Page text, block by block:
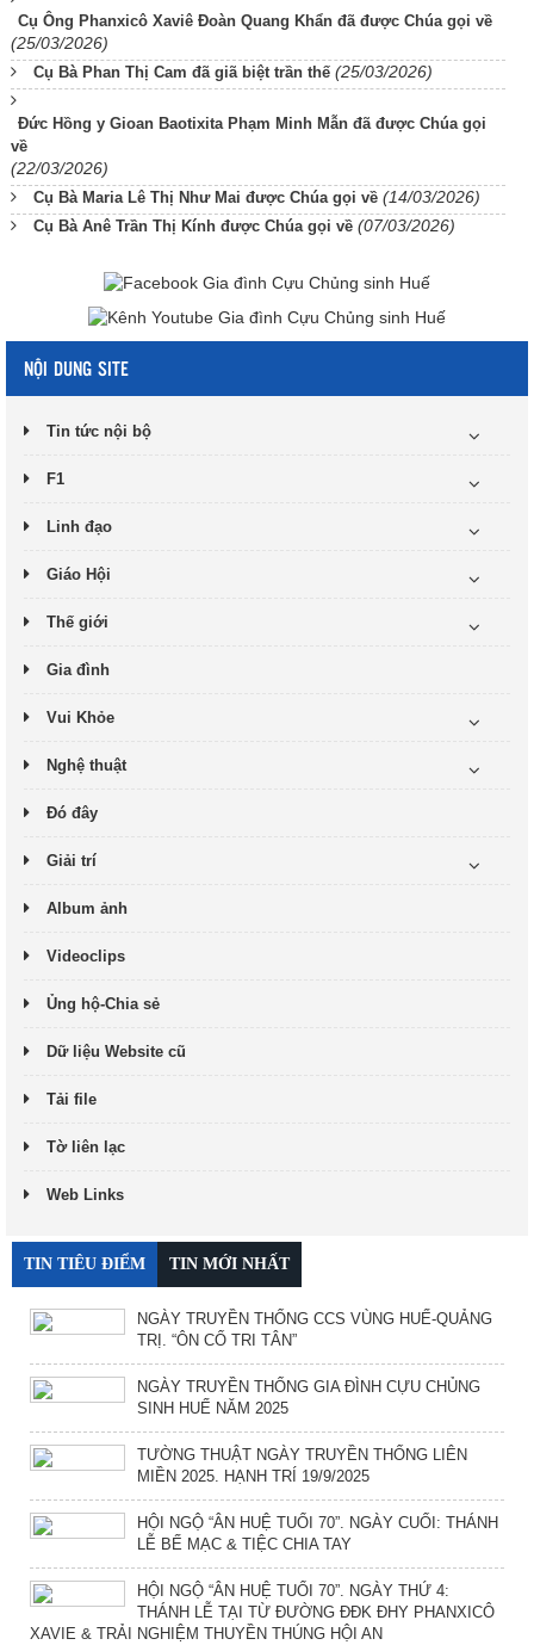
Cụ Ông Phanxicô Xaviê Đoàn Quang Khẩn đã được Chúa gọi về
(25/03/2026)
Cụ Bà Phan Thị Cam đã giã biệt trần thế (25/03/2026)
Đức Hồng y Gioan Baotixita Phạm Minh Mẫn đã được Chúa gọi
về
(22/03/2026)
Cụ Bà Maria Lê Thị Như Mai được Chúa gọi về (14/03/2026)
Cụ Bà Anê Trần Thị Kính được Chúa gọi về (07/03/2026)
NỘI DUNG SITE
Tin tức nội bộ
F1
Linh đạo
Giáo Hội
Thế giới
Gia đình
Vui Khỏe
Nghệ thuật
Đó đây
Giải trí
Album ảnh
Videoclips
Ủng hộ-Chia sẻ
Dữ liệu Website cũ
Tải file
Tờ liên lạc
Web Links
TIN TIÊU ĐIỂM TIN MỚI NHẤT
NGÀY TRUYỀN THỐNG CCS VÙNG HUẾ-QUẢNG
TRỊ. “ÔN CỐ TRI TÂN”
NGÀY TRUYỀN THỐNG GIA ĐÌNH CỰU CHỦNG
SINH HUẾ NĂM 2025
TƯỜNG THUẬT NGÀY TRUYỀN THỐNG LIÊN
MIỀN 2025. HẠNH TRÍ 19/9/2025
HỘI NGỘ “ÂN HUỆ TUỔI 70”. NGÀY CUỐI: THÁNH
LỄ BẾ MẠC & TIỆC CHIA TAY
HỘI NGỘ “ÂN HUỆ TUỔI 70”. NGÀY THỨ 4:
THÁNH LỄ TẠI TỪ ĐƯỜNG ĐĐK ĐHY PHANXICÔ
XAVIE & TRẢI NGHIỆM THUYỀN THÚNG HỘI AN